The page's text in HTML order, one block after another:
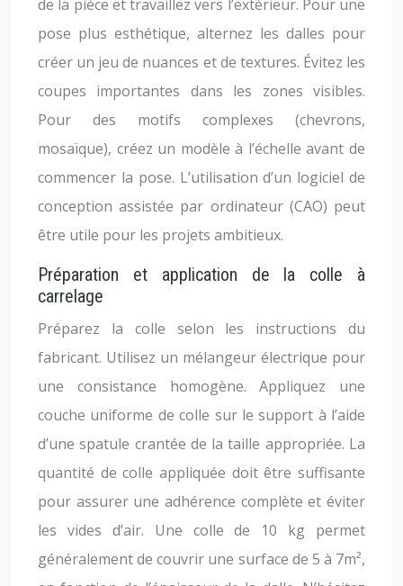
de la pièce et travaillez vers l’extérieur. Pour une
pose plus esthétique, alternez les dalles pour
créer un jeu de nuances et de textures. Évitez les
coupes importantes dans les zones visibles.
Pour des motifs complexes (chevrons,
mosaïque), créez un modèle à l’échelle avant de
commencer la pose. L’utilisation d’un logiciel de
conception assistée par ordinateur (CAO) peut
être utile pour les projets ambitieux.
Préparation et application de la colle à
carrelage
Préparez la colle selon les instructions du
fabricant. Utilisez un mélangeur électrique pour
une consistance homogène. Appliquez une
couche uniforme de colle sur le support à l’aide
d’une spatule crantée de la taille appropriée. La
quantité de colle appliquée doit être suffisante
pour assurer une adhérence complète et éviter
les vides d’air. Une colle de 10 kg permet
généralement de couvrir une surface de 5 à 7m²,